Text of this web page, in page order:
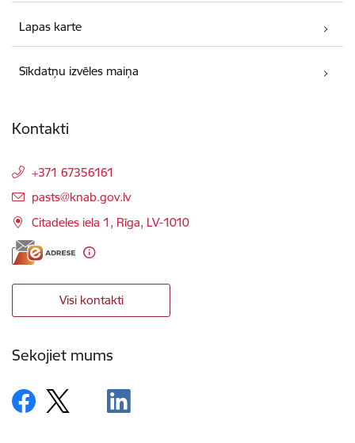
Lapas karte
Sīkdatņu izvēles maiņa
Kontakti
+371 67356161
E-pasts:
pasts@knab.gov.lv
Citadeles iela 1, Rīga, LV-1010
Visi kontakti
Sekojiet mums